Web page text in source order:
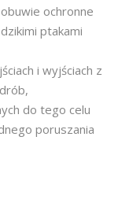
ochronne
ptakami
i wyjściach z
do tego celu
poruszania